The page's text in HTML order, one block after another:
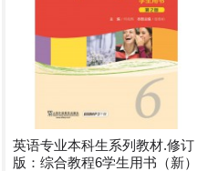
英语专业本科生系列教材.修订
版：综合教程6学生用书（新）